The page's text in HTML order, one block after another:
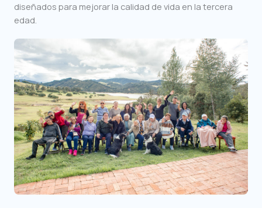
diseñados para mejorar la calidad de vida en la tercera
edad.